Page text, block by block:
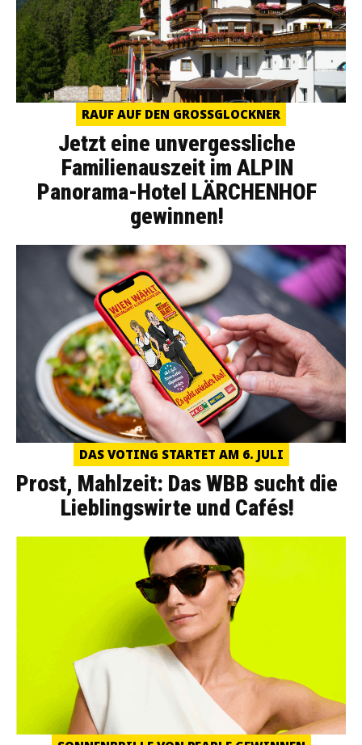
RAUF AUF DEN GROSSGLOCKNER
Jetzt eine unvergessliche
Familienauszeit im ALPIN
Panorama-Hotel LÄRCHENHOF
gewinnen!
DAS VOTING STARTET AM 6. JULI
Prost, Mahlzeit: Das WBB sucht die
Lieblingswirte und Cafés!